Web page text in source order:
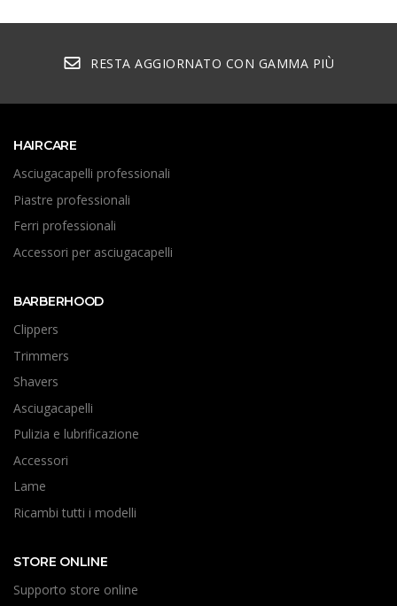
RESTA AGGIORNATO CON GAMMA PIÙ
HAIRCARE
Asciugacapelli professionali
Piastre professionali
Ferri professionali
Accessori per asciugacapelli
BARBERHOOD
Clippers
Trimmers
Shavers
Asciugacapelli
Pulizia e lubrificazione
Accessori
Lame
Ricambi tutti i modelli
STORE ONLINE
Supporto store online